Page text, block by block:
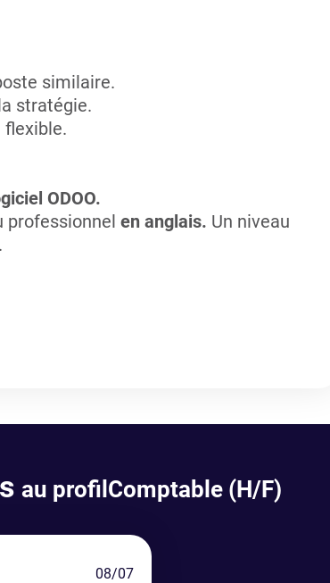
similaire.
stratégie.
flexible.
ODOO.
professionnel en anglais. Un niveau
au profilComptable (H/F)
08/07